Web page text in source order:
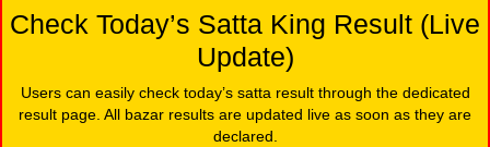
Check Today’s Satta King Result (Live
Update)
Users can easily check today’s satta result through the dedicated
result page. All bazar results are updated live as soon as they are
declared.